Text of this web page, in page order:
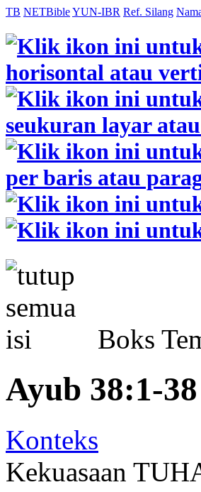
TB NETBibleYUN-IBR Ref. Silang
Boks
Ayub 38:1-38
Konteks
Kekuasaan